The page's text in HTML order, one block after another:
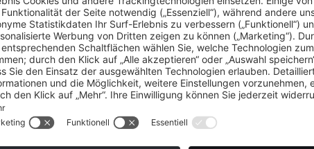
Lokomotiven umgespannt werden, weil das österreichische
trifft. Neuerdings gibt es auch Zugmaschinen, die
Umspannen die weitere Reise antreten können. In diesem
des Erbauers Karl von Etzel.
der Talebene der Etsch über den Gleisknoten nach
dann in Verona.
ein ungebrochener Reisestrom ein. Die landschaftlichen